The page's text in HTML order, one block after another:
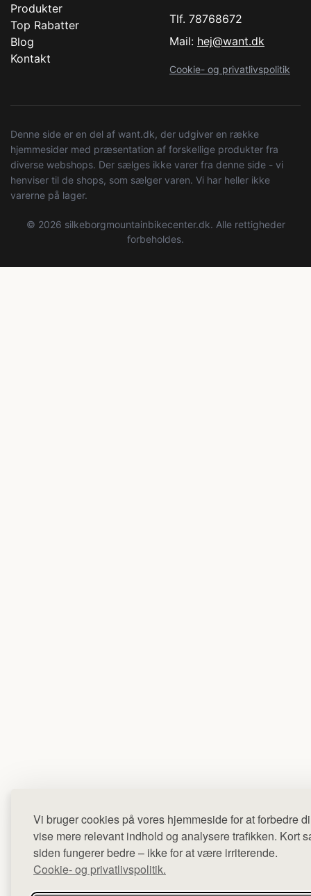
Vi bruger cookies på vores hjemmeside for at forbedre
vise mere relevant indhold og analysere trafikken. Kort
siden fungerer bedre – ikke for at være irriterende.
Cookie- og privatlivspolitik.
Produkter
Top Rabatter
Blog
Kontakt
Tlf. 78768672
Mail: hej@want.dk
Cookie- og privatlivspolitik
Denne side er en del af want.dk, der udgiver en række
hjemmesider med præsentation af forskellige produkter fra
diverse webshops. Der sælges ikke varer fra denne side - vi
henviser til de shops, som sælger varen. Vi har heller ikke
varerne på lager.
© 2026 silkeborgmountainbikecenter.dk. Alle rettigheder
forbeholdes.